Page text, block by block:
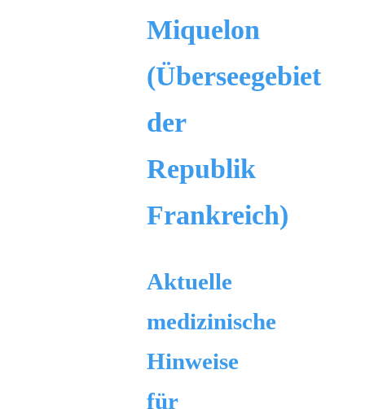
Miquelon
(Überseegebiet
der
Republik
Frankreich)
Aktuelle
medizinische
Hinweise
für